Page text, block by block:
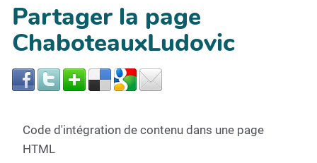
Partager la page
ChaboteauxLudovic
Code d'intégration de contenu dans une page
HTML